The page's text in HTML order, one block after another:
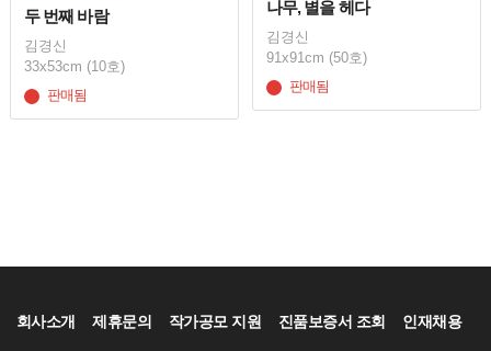
나무, 별을 헤다
김경신
91x91cm (50호)
판매됨
두 번째 바람
김경신
33x53cm (10호)
판매됨
회사소개 제휴문의 작가공모 지원 진품보증서 조회 인재채용